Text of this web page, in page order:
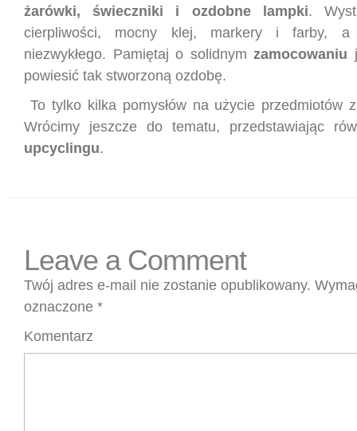
żarówki, świeczniki i ozdobne lampki.
cierpliwości, mocny klej, markery i farby, a
niezwykłego. Pamiętaj o solidnym zamocowaniu
powiesić tak stworzoną ozdobę.
To tylko kilka pomysłów na użycie przedmiotów
Wrócimy jeszcze do tematu, przedstawiając
upcyclingu.
Leave a Comment
Twój adres e-mail nie zostanie opublikowany.
oznaczone *
Komentarz